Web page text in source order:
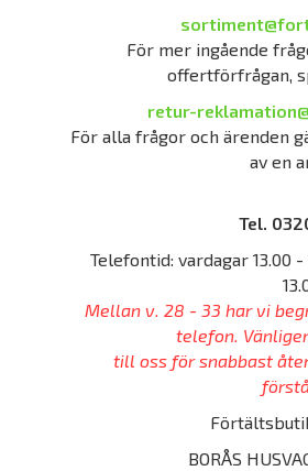
För mer ingående
offertförfrågan,
retur-
För alla frågor och ärenden
av en
Tel.
Telefontid: vardagar 13.00
Mellan v. 28 - 33 har vi
telefon.
till oss för snabbast
BORÅS